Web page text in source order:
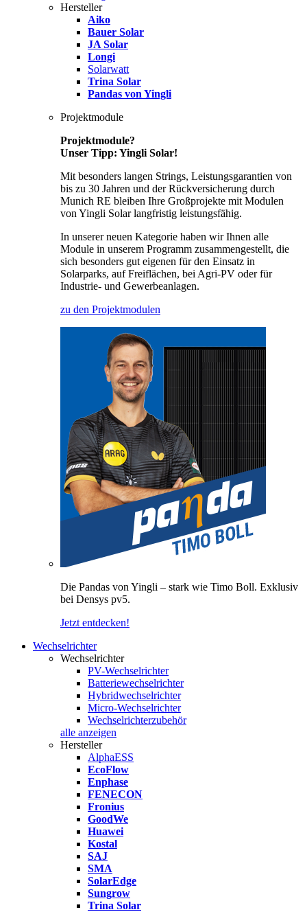
Hersteller
Aiko
Bauer Solar
JA Solar
Longi
Solarwatt
Trina Solar
Pandas von Yingli
Projektmodule
Projektmodule?
Unser Tipp: Yingli Solar!
Mit besonders langen Strings, Leistungsgarantien von
bis zu 30 Jahren und der Rückversicherung durch
Munich RE bleiben Ihre Großprojekte mit Modulen
von Yingli Solar langfristig leistungsfähig.
In unserer neuen Kategorie haben wir Ihnen alle
Module in unserem Programm zusammengestellt, die
sich besonders gut eigenen für den Einsatz in
Solarparks, auf Freiflächen, bei Agri-PV oder für
Industrie- und Gewerbeanlagen.
zu den Projektmodulen
Die Pandas von Yingli – stark wie Timo Boll. Exklusiv
bei Densys pv5.
Jetzt entdecken!
Wechselrichter
Wechselrichter
PV-Wechselrichter
Batteriewechselrichter
Hybridwechselrichter
Micro-Wechselrichter
Wechselrichterzubehör
alle anzeigen
Hersteller
AlphaESS
EcoFlow
Enphase
FENECON
Fronius
GoodWe
Huawei
Kostal
SAJ
SMA
SolarEdge
Sungrow
Trina Solar